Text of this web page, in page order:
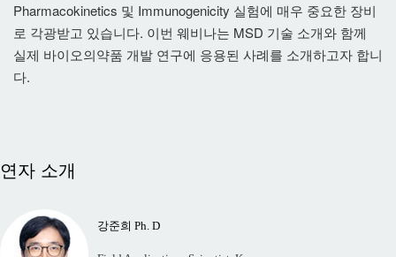
Pharmacokinetics 및 Immunogenicity 실험에 매우 중요한 장비
로 각광받고 있습니다. 이번 웨비나는 MSD 기술 소개와 함께
실제 바이오의약품 개발 연구에 응용된 사례를 소개하고자 합니
다.
연자 소개
강준희 Ph. D